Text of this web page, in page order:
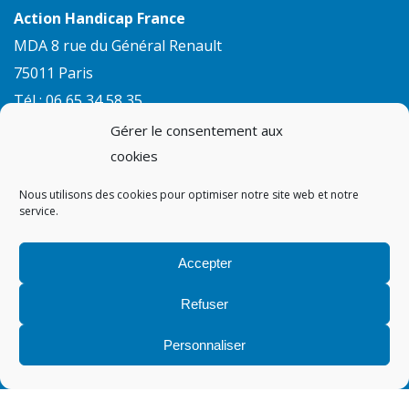
Gérer le consentement aux
cookies
Nous utilisons des cookies pour optimiser notre site web et notre
service.
Accepter
Refuser
Personnaliser
Action Handicap France
MDA 8 rue du Général Renault
75011 Paris
Tél : 06 65 34 58 35
Tél : 07 61 24 39 80
RESTER INFORMÉ.E
Instagram
© 2026 Action Handicap France | Mentions Légales et Politique RGPD